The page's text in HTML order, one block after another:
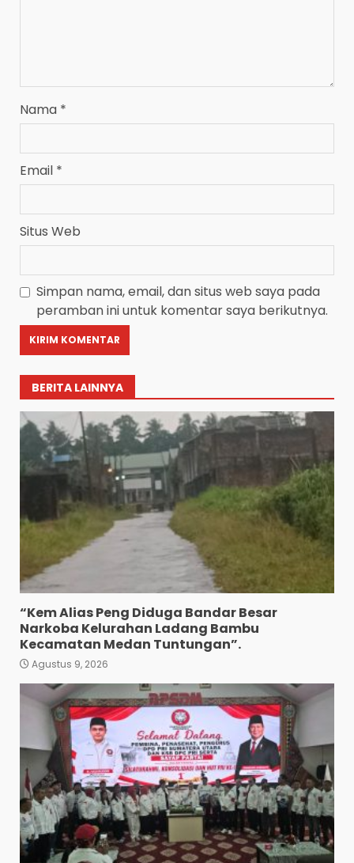
Nama *
Email *
Situs Web
Simpan nama, email, dan situs web saya pada
peramban ini untuk komentar saya berikutnya.
BERITA LAINNYA
“Kem Alias Peng Diduga Bandar Besar
Narkoba Kelurahan Ladang Bambu
Kecamatan Medan Tuntungan”.
Agustus 9, 2026
Wujud Pelayanan Prima:
Kapolsek Pancurbatu
Kompol Junaidi SH Atur Lalin
Dan Seberangkan Pejalan
Kaki.
4
Polresta Deliserdang
Musnahkan 1,2 Kilo Gram
Sabu-Sabu: Tiga Tersangka
Gagal Edarkan Ribuan Dosis
Narkoba”.
Agustus 7, 2026
Polres Tapanuli Selatan
Ungkap Kasus Pembunuhan
Disertai Kekerasan Seksual
terhadap Anak, Pelaku
Ditangkap